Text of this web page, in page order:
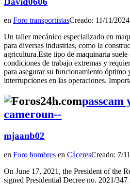
en Foro transportistasCreado: 11/11/2024
Un taller mecánico especializado en
para diversas industrias, como la
agricultura.Este tipo de maquinaria suele
condiciones de trabajo extremas y
para asegurar su funcionamiento óptimo
interrupciones en las operaciones.
passcam
cameroun--
mjaanb02
en Foro hombres en CáceresCreado: 7/
On June 17, 2021, the President of the
signed Presidential Decree no. 2021/